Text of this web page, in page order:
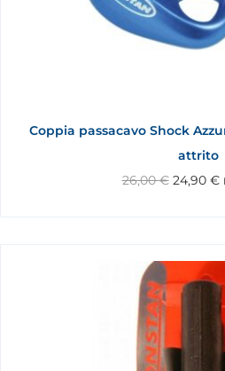
Coppia passacavo Shock
attrito
26,00€ 24,90 €